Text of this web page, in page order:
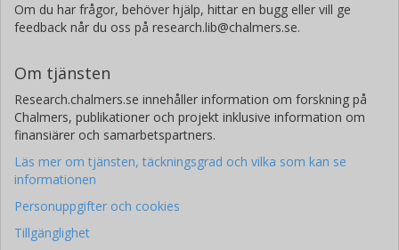
Om du har frågor, behöver hjälp, hittar en bugg eller vill ge
feedback når du oss på research.lib@chalmers.se.
Om tjänsten
Research.chalmers.se innehåller information om forskning på
Chalmers, publikationer och projekt inklusive information om
finansiärer och samarbetspartners.
Läs mer om tjänsten, täckningsgrad och vilka som kan se
informationen
Personuppgifter och cookies
Tillgänglighet